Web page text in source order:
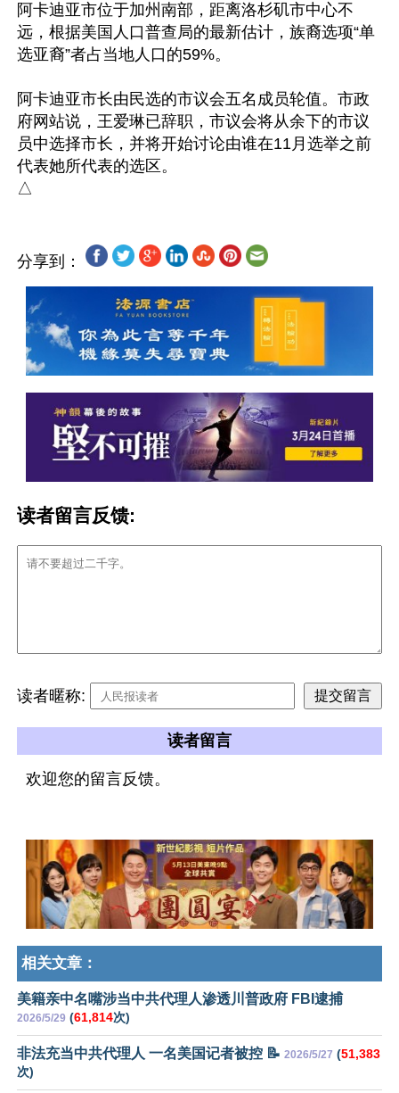
阿卡迪亚市位于加州南部，距离洛杉矶市中心不
远，根据美国人口普查局的最新估计，族裔选项“单
选亚裔”者占当地人口的59%。
阿卡迪亚市长由民选的市议会五名成员轮值。市政
府网站说，王爱琳已辞职，市议会将从余下的市议
员中选择市长，并将开始讨论由谁在11月选举之前
代表她所代表的选区。
分享到：
读者留言反馈:
读者暱称:
读者留言
欢迎您的留言反馈。
相关文章：
美籍亲中名嘴涉当中共代理人渗透川普政府 FBI逮捕
2026/5/29 (61,814次)
非法充当中共代理人 一名美国记者被控 📝 2026/5/27 (51,383
次)